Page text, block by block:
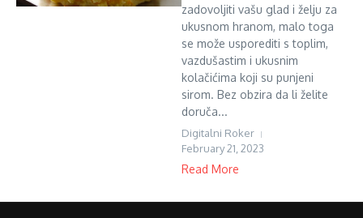
zadovoljiti vašu glad i želju za
ukusnom hranom, malo toga
se može usporediti s toplim,
vazdušastim i ukusnim
kolačićima koji su punjeni
sirom. Bez obzira da li želite
doruča...
Digitalni Roker
February 21, 2023
Read More